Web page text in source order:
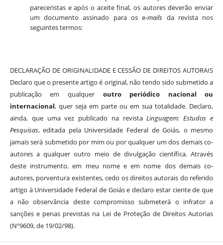
pareceristas e após o aceite final, os autores deverão enviar
um documento assinado para os e-mails da revista nos
seguintes termos:
DECLARAÇÃO DE ORIGINALIDADE E CESSÃO DE DIREITOS AUTORAIS
Declaro que o presente artigo é original, não tendo sido submetido a
publicação em qualquer outro periódico nacional ou
internacional, quer seja em parte ou em sua totalidade. Declaro,
ainda, que uma vez publicado na revistaLinguagem: Estudos e
Pesquisas, editada pela Universidade Federal de Goiás, o mesmo
jamais será submetido por mim ou por qualquer um dos demais co-
autores a qualquer outro meio de divulgação científica. Através
deste instrumento, em meu nome e em nome dos demais co-
autores, porventura existentes, cedo os direitos autorais do referido
artigo à Universidade Federal de Goiás e declaro estar ciente de que
a não observância deste compromisso submeterá o infrator a
sanções e penas previstas na Lei de Proteção de Direitos Autorias
(Nº9609, de 19/02/98).